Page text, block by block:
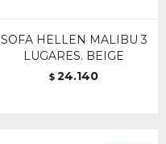
SOFA HELLEN MALIBU 3
LUGARES. BEIGE
$ 24.140